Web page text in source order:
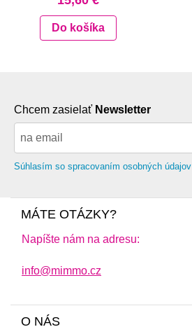
Do košíka
Chcem zasielať Newsletter
Súhlasím so spracovaním osobných údajov
MÁTE OTÁZKY?
Napíšte nám na adresu:
info@mimmo.cz
O NÁS